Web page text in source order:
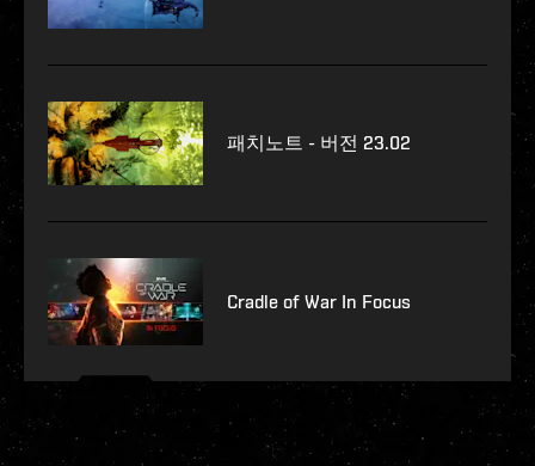
패치노트 - 버전 23.02
Cradle of War In Focus